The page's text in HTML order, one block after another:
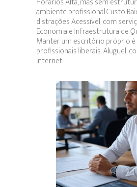
ambiente profissional Custo
distrações Acessível, com
Economia e Infraestrutura de
Manter um escritório próprio é
profissionais liberais. Aluguel,
internet